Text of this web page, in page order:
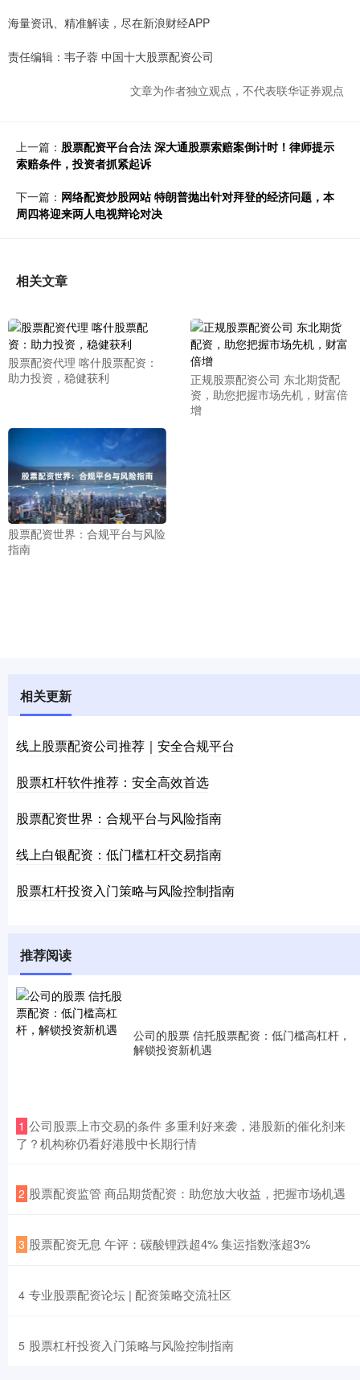
海量资讯、精准解读，尽在新浪财经APP
责任编辑：韦子蓉 中国十大股票配资公司
文章为作者独立观点，不代表联华证券观点
上一篇： 股票配资平台合法 深大通股票索赔案倒计时！律师提示
索赔条件，投资者抓紧起诉
下一篇： 网络配资炒股网站 特朗普抛出针对拜登的经济问题，本
周四将迎来两人电视辩论对决
相关文章
股票配资代理 喀什股票配资：
助力投资，稳健获利
正规股票配资公司 东北期货配
资，助您把握市场先机，财富倍
增
股票配资世界：合规平台与风险
指南
相关更新
线上股票配资公司推荐｜安全合规平台
股票杠杆软件推荐：安全高效首选
股票配资世界：合规平台与风险指南
线上白银配资：低门槛杠杆交易指南
股票杠杆投资入门策略与风险控制指南
推荐阅读
公司的股票 信托股票配资：低门槛高杠杆，
解锁投资新机遇
1 ​公司股票上市交易的条件 多重利好来袭，港股新的催化剂来
了？机构称仍看好港股中长期行情
2 ​股票配资监管 商品期货配资：助您放大收益，把握市场机遇
3 ​股票配资无息 午评：碳酸锂跌超4% 集运指数涨超3%
4 ​专业股票配资论坛 | 配资策略交流社区
5 ​股票杠杆投资入门策略与风险控制指南